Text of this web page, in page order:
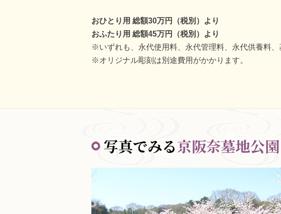
おひとり用 総額30万円（税別）より
おふたり用 総額45万円（税別）より
※いずれも、永代使用料、永代管理料、永代供養料、
※オリジナル彫刻は別途費用がかかります。
写真でみる京阪奈墓地公園